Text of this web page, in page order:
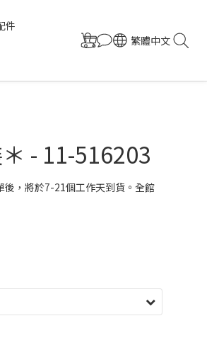
件
繁體中文
- 11-516203
後，將於7-21個工作天到貨。全館